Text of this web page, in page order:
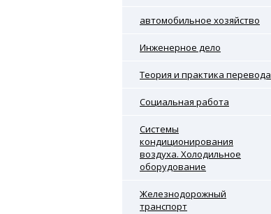
автомобильное хозяйство
Инженерное дело
Теория и практика перевода
Социальная работа
Системы
кондиционирования
воздуха. Холодильное
оборудование
Железнодорожный
транспорт